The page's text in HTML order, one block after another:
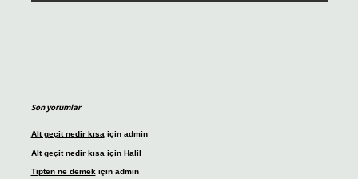
Son yorumlar
Alt geçit nedir kısa için admin
Alt geçit nedir kısa için Halil
Tipten ne demekiçin admin